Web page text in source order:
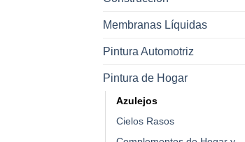
Membranas Líquidas
Pintura Automotriz
Pintura de Hogar
Azulejos
Cielos Rasos